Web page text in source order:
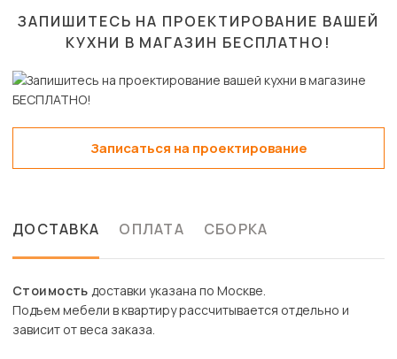
ЗАПИШИТЕСЬ НА ПРОЕКТИРОВАНИЕ ВАШЕЙ
КУХНИ В МАГАЗИН БЕСПЛАТНО!
Записаться на проектирование
ДОСТАВКА ОПЛАТА СБОРКА
Стоимость доставки указана по Москве.
Подъем мебели в квартиру рассчитывается отдельно и
зависит от веса заказа.